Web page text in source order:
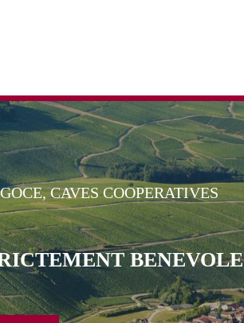
CAVES COOPERATIVES
BENEVOLE